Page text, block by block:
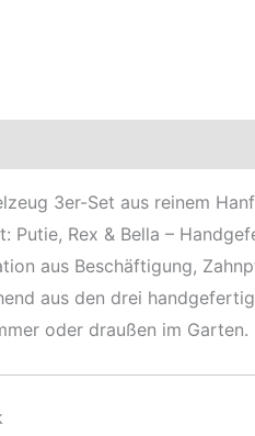
3er-Set aus reinem
Putie, Rex & Bella –
aus Beschäftigung,
aus den drei
oder draußen im Garten.